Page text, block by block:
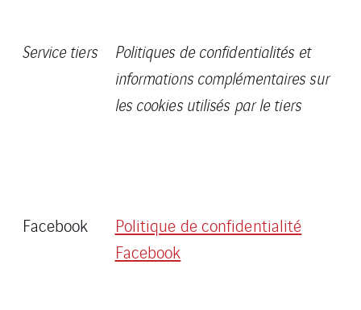
Service tiers
Politiques de confidentialités et
informations complémentaires sur
les cookies utilisés par le tiers
Facebook
Politique de confidentialité
Facebook